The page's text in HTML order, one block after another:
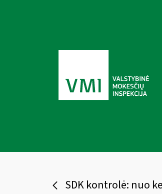
SDK kontrolė: nuo